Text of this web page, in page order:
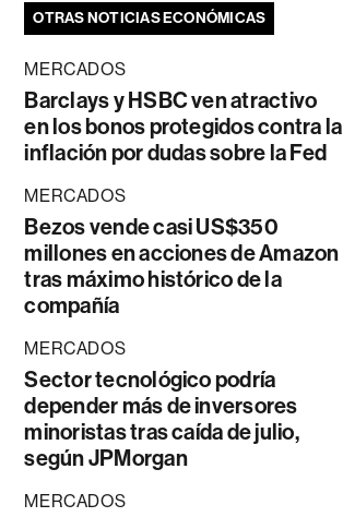
OTRAS NOTICIAS ECONÓMICAS
MERCADOS
Barclays y HSBC ven atractivo
en los bonos protegidos contra la
inflación por dudas sobre la Fed
MERCADOS
Bezos vende casi US$350
millones en acciones de Amazon
tras máximo histórico de la
compañía
MERCADOS
Sector tecnológico podría
depender más de inversores
minoristas tras caída de julio,
según JPMorgan
MERCADOS